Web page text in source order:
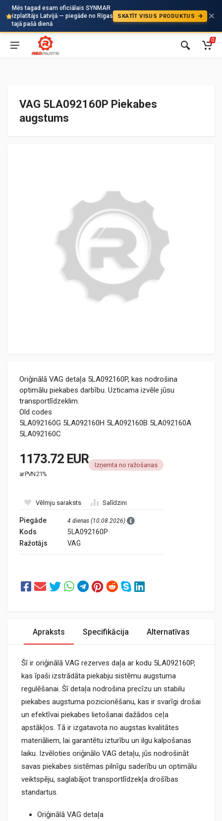
Mēs tagad esam oficiālais SYNMAR
izplatītājs Latvijā — piegāde no Rīgas
tajā pašā dienā
SKATĪT VISUS PRODUKTUS
Auto
0
VAG 5LA092160P Piekabes
augstums
Oriģinālā VAG detaļa 5LA092160P, kas nodrošina
optimālu piekabes darbību. Uzticama izvēle jūsu
transportlīdzeklim.
Old codes
5LA092160G 5LA092160H 5LA092160B 5LA092160A
5LA092160C
1173.72 EUR
ar PVN 21%
Izņemta no ražošanas
Vēlmju saraksts Salīdzini
Piegāde 4 dienas (10.08.2026)
Kods
5LA092160P
Ražotājs
VAG
Apraksts Specifikācija Alternatīvas
Šī ir oriģinālā VAG rezerves daļa ar kodu 5LA092160P,
kas īpaši izstrādāta piekabju sistēmu augstuma
regulēšanai. Šī detaļa nodrošina precīzu un stabilu
piekabes augstuma pozicionēšanu, kas ir svarīgi drošai
un efektīvai piekabes lietošanai dažādos ceļa
apstākļos. Tā ir izgatavota no augstas kvalitātes
materiāliem, lai garantētu izturību un ilgu kalpošanas
laiku. Izvēloties oriģinālo VAG detaļu, jūs nodrošināt
savas piekabes sistēmas pilnīgu saderību un optimālu
veiktspēju, saglabājot transportlīdzekļa drošības
standartus.
Oriģinālā VAG detaļa